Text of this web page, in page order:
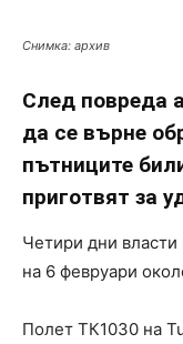
Снимка: архив
След повреда
да се върне
пътниците
приготвят за
Четири дни
на 6 февруари
Полет ТК1030 на